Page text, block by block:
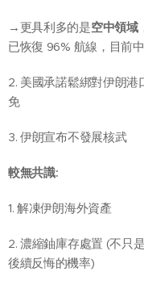
→更具利多的是空中領域
已恢復 96% 航線，目前
2. 美國承諾鬆綁對伊朗
免
3. 伊朗宣布不發展核武
較無共識:
1. 解凍伊朗海外資產
2. 濃縮鈾庫存處置 (不只
後續反悔的機率)